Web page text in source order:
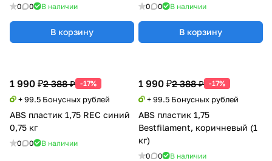
0 0 В наличии
В корзину
0 0 В наличии
В корзину
1 990 ₽2 388 ₽ -17%
+ 99.5 Бонусных рублей
ABS пластик 1,75
Bestfilament, коричневый (1
кг)
0 0 В наличии
1 990 ₽2 388 ₽ -17%
+ 99.5 Бонусных рублей
ABS пластик 1,75 REC синий
0,75 кг
0 0 В наличии